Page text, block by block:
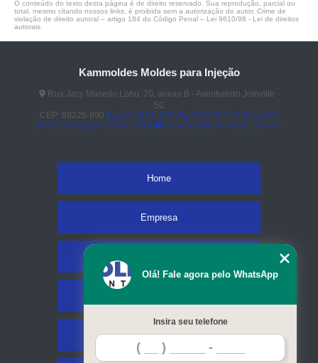
O conteúdo do texto desta página é de direito reservado. Sua reprodução, parcial ou
total, mesmo citando nossos links, é proibida sem a autorização do autor. Crime de
violação de direito autoral – artigo 184 do Código Penal – Lei 9610/98 - Lei de direitos
autorais
Kammoldes Moldes para Injeção
Rua Jacy Macedo Lobo, 70, anexo B - Aventureiro Joinville -
SC
CEP: 89225-890
(47) 3425-4098 (47) 3427-3206
(47)
3437-2419
(47) 3437-2419 fernando@kammoldes.com.br
Home
Empresa
Contato
Olá! Fale agora pelo WhatsApp
Insira seu telefone